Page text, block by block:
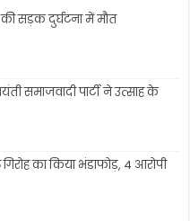
सड़क दुर्घटना में मौत
समाजवादी पार्टी ने उत्साह के
का किया भंडाफोड़, 4 आरोपी